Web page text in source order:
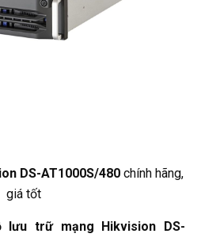
DS-AT1000S/480chính hãng,
giá tốt
lưu trữ mạng Hikvision DS-